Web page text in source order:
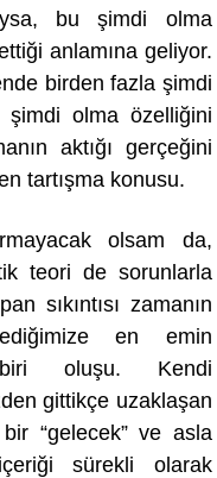
bu şimdi olma
anlamına geliyor.
birden fazla şimdi
olma özelliğini
aktığı gerçeğini
tartışma konusu.
olsam da,
teori de sorunlarla
sıkıntısı zamanın
en emin
biri oluşu. Kendi
gittikçe uzaklaşan
“gelecek” ve asla
sürekli olarak